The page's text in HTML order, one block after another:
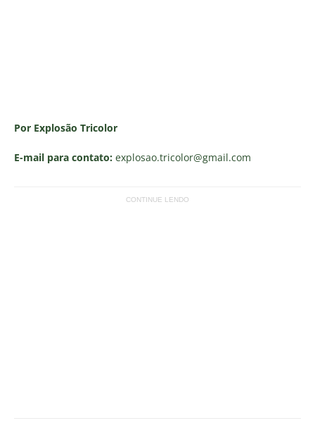
Por Explosão Tricolor
E-mail para contato: explosao.tricolor@gmail.com
CONTINUE LENDO